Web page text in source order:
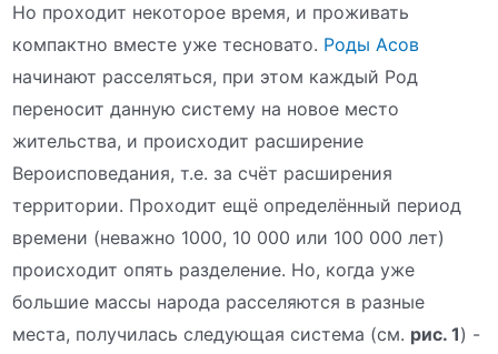
Но проходит некоторое время, и проживать
компактно вместе уже тесновато. Роды Асов
начинают расселяться, при этом каждый Род
переносит данную систему на новое место
жительства, и происходит расширение
Вероисповедания, т.е. за счёт расширения
территории. Проходит ещё определённый период
времени (неважно 1000, 10 000 или 100 000 лет)
происходит опять разделение. Но, когда уже
большие массы народа расселяются в разные
места, получилась следующая система (см. рис. 1) -